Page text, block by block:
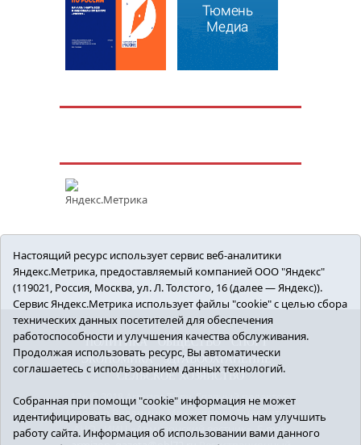
ПОЛИТИКА ОБЩЕСТВО
СПОРТ
ЭКОНОМИКА
ЗДРАВООХРАНЕНИЕ
СЕЛЬСКОЕ ХОЗЯЙСТВО
12+ © 2018 Armizon72.ру. Главный редактор:
Мелешко Владимир Михайлович. Учредитель:
АНО «ИИЦ «Армизонский вестник». E-mail:
Настоящий ресурс использует сервис веб-аналитики
Яндекс.Метрика, предоставляемый компанией ООО "Яндекс"
(119021, Россия, Москва, ул. Л. Толстого, 16 (далее — Яндекс)).
Сервис Яндекс.Метрика использует файлы "cookie" с целью сбора
технических данных посетителей для обеспечения
работоспособности и улучшения качества обслуживания.
Продолжая использовать ресурс, Вы автоматически
соглашаетесь с использованием данных технологий.
Собранная при помощи "cookie" информация не может
идентифицировать вас, однако может помочь нам улучшить
работу сайта. Информация об использовании вами данного